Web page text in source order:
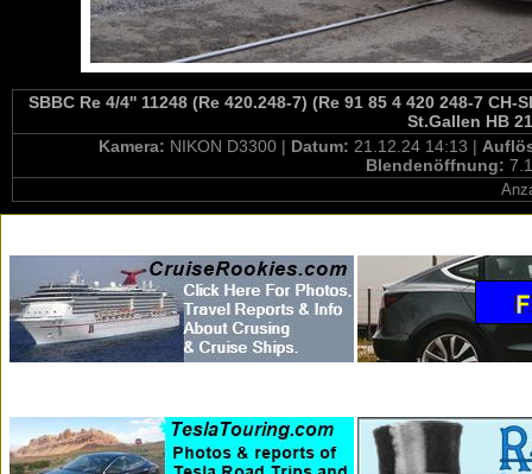
SBBC Re 4/4'' 11248 (Re 420.248-7) (Re 91 85 4 420 248-7
St.Gallen HB
Kamera: NIKON D3300 | Datum: 21.12.24 14:13 |
Blendenöffnung: